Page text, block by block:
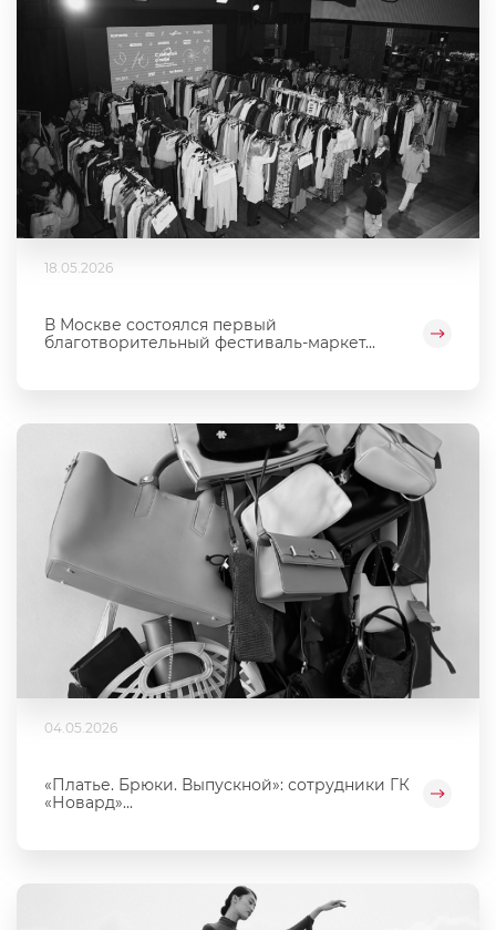
18.05.2026
В Москве состоялся первый
благотворительный фестиваль‑маркет...
04.05.2026
«Платье. Брюки. Выпускной»: сотрудники ГК
«Новард»...